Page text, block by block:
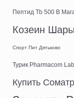
Пептид Tb 500 В
Козеин
Спорт Пит Дятьково
Турик Pharmacom
Купить